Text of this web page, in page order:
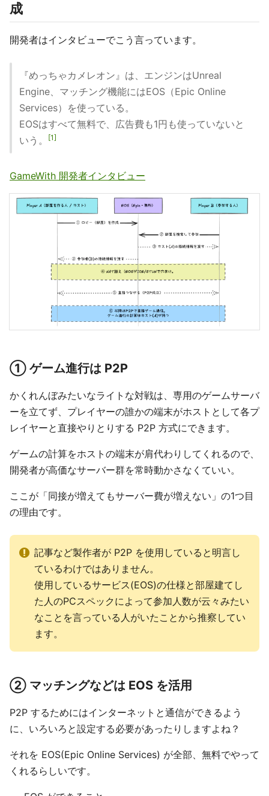
成
開発者はインタビューでこう言っています。
『めっちゃカメレオン』は、エンジンはUnreal
Engine、マッチング機能にはEOS（Epic Online
Services）を使っている。
EOSはすべて無料で、広告費も1円も使っていないと
いう。
1
GameWith 開発者インタビュー
① ゲーム進行は P2P
かくれんぼみたいなライトな対戦は、専用のゲームサーバ
ーを立てず、プレイヤーの誰かの端末がホストとして各プ
レイヤーと直接やりとりする P2P 方式にできます。
ゲームの計算をホストの端末が肩代わりしてくれるので、
開発者が高価なサーバー群を常時動かさなくていい。
ここが「同接が増えてもサーバー費が増えない」の1つ目
の理由です。
記事など製作者が P2P を使用していると明言し
ているわけではありません。
使用しているサービス(EOS)の仕様と部屋建てし
た人のPCスペックによって参加人数が云々みたい
なことを言っている人がいたことから推察してい
ます。
② マッチングなどは EOS を活用
P2P するためにはインターネットと通信ができるよう
に、いろいろと設定する必要があったりしますよね？
それを EOS(Epic Online Services) が全部、無料でやって
くれるらしいです。